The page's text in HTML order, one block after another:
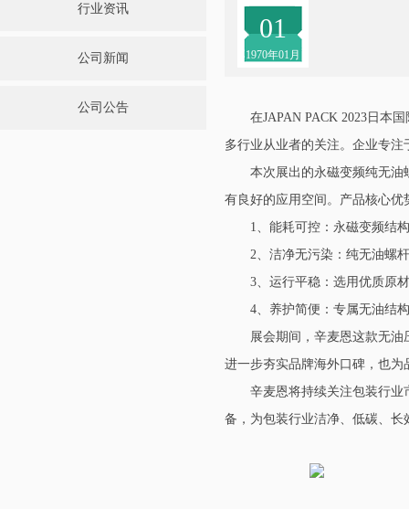
行业资讯
公司新闻
公司公告
01
1970年01月
在JAPAN PACK 2023日本
多行业从业者的关注。企业专
本次展出的永磁变频纯无
有良好的应用空间。产品核心优
1、能耗可控：永磁变频结
2、洁净无污染：纯无油螺
3、运行平稳：选用优质原
4、养护简便：专属无油结
展会期间，辛麦恩这款无
进一步夯实品牌海外口碑，也
辛麦恩将持续关注包装行
备，为包装行业洁净、低碳、